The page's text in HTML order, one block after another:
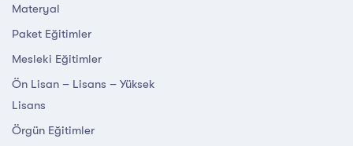
Materyal
Paket Eğitimler
Mesleki Eğitimler
Ön Lisan – Lisans – Yüksek
Lisans
Örgün Eğitimler